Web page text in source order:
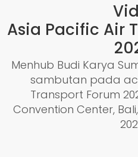
Asia Pacific Air
Menhub Budi Karya
sambutan pada
Transport Forum
Convention Center,